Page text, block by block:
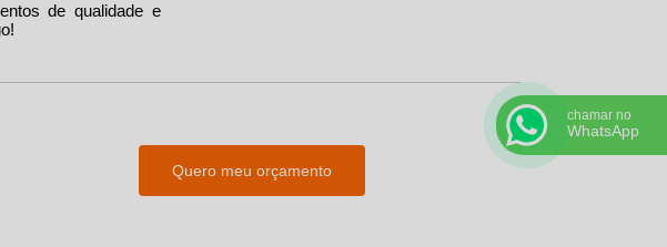
de qualidade e
Quero meu orçamento
chamar no
WhatsApp